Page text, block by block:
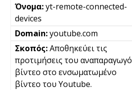
yt-remote-connected-
devices
youtube.com
Αποθηκεύει τις
προτιμήσεις του αναπαραγωγό
βίντεο στο ενσωματωμένο
βίντεο του Youtube.